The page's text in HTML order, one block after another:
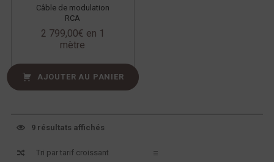
Câble de modulation
RCA
2 799,00€ en 1
mètre
AJOUTER AU PANIER
9 résultats affichés